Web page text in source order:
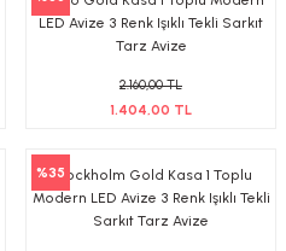
LED Avize 3 Renk Işıklı Tekli Sarkıt
Tarz Avize
2.160,00 TL
1.404,00 TL
%35Stockholm Gold Kasa 1 Toplu
Modern LED Avize 3 Renk Işıklı Tekli
Sarkıt Tarz Avize